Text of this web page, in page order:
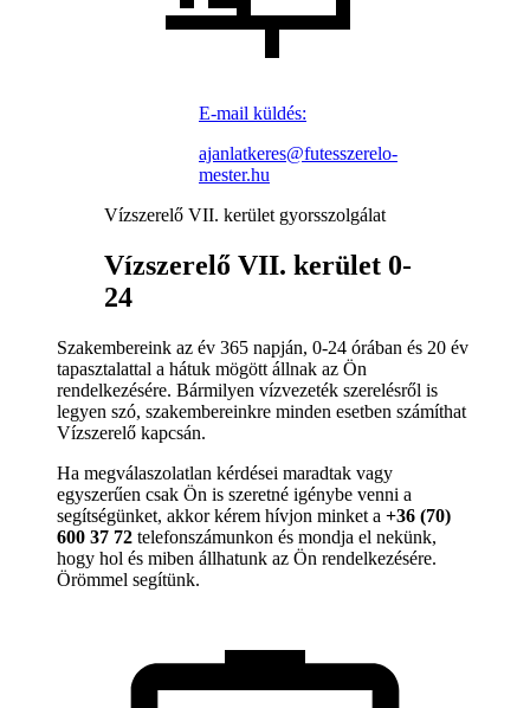
E-mail küldés:
ajanlatkeres@futesszerelo-
mester.hu
Vízszerelő VII. kerület gyorsszolgálat
Vízszerelő VII. kerület 0-
24
Szakembereink az év 365 napján, 0-24 órában és 20 év
tapasztalattal a hátuk mögött állnak az Ön
rendelkezésére. Bármilyen vízvezeték szerelésről is
legyen szó, szakembereinkre minden esetben számíthat
Vízszerelő kapcsán.
Ha megválaszolatlan kérdései maradtak vagy
egyszerűen csak Ön is szeretné igénybe venni a
segítségünket, akkor kérem hívjon minket a +36 (70)
600 37 72 telefonszámunkon és mondja el nekünk,
hogy hol és miben állhatunk az Ön rendelkezésére.
Örömmel segítünk.